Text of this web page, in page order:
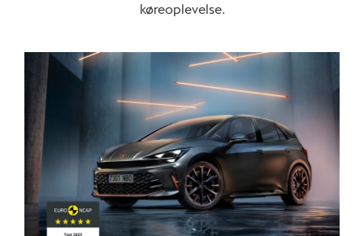
køreoplevelse.